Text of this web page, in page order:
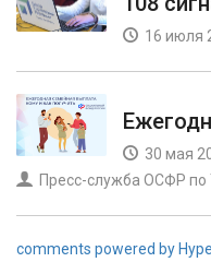
16 июля
30 мая
Пресс-служба ОСФР по
comments powered by